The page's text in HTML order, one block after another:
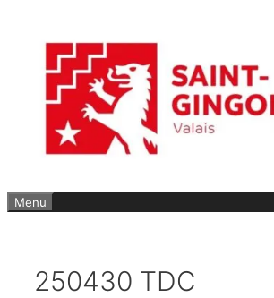
contenu
Menu
250430 TDC